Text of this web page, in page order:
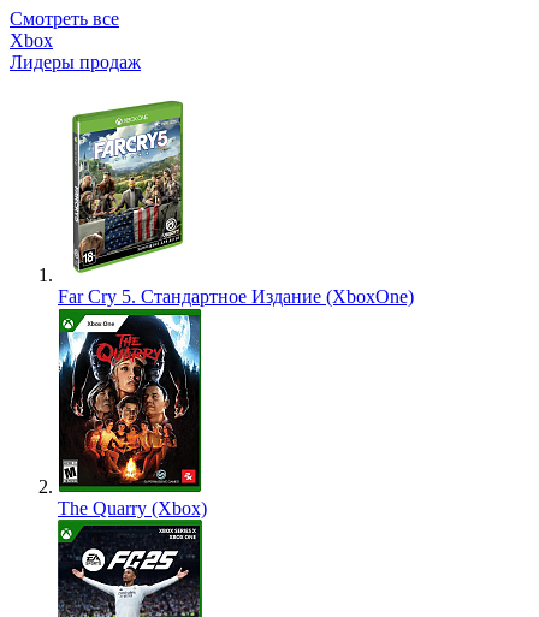
Смотреть все
Xbox
Лидеры продаж
Far Cry 5. Стандартное Издание (XboxOne)
The Quarry (Xbox)